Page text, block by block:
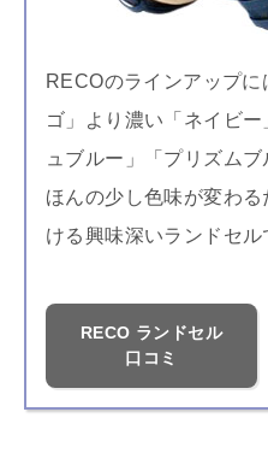
RECOのラインアップ
ゴ」より濃い「ネイビ
ュブルー」「プリズムブ
ほんの少し色味が変わ
ける興味深いランドセル
RECO ランドセル
口コミ